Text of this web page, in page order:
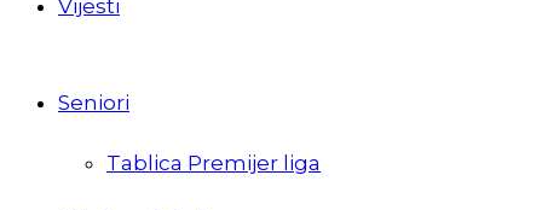
Vijesti
Seniori
Tablica Premijer liga